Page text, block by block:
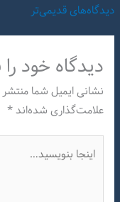
دیدگاه‌های
دیدگاه‌های قدیمی‌تر
دیدگاه‌ خود
نشانی ایمیل شما
علامت‌گذاری شده‌اند*
بنویسید…